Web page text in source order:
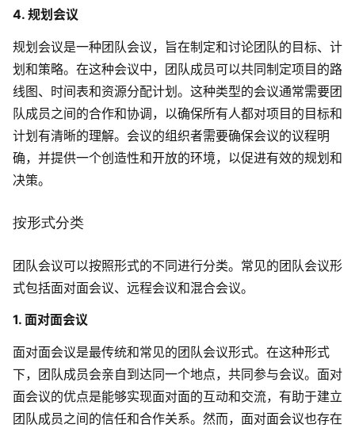
4. 规划会议
规划会议是一种团队会议，旨在制定和讨论团队的目标、计
划和策略。在这种会议中，团队成员可以共同制定项目的路
线图、时间表和资源分配计划。这种类型的会议通常需要团
队成员之间的合作和协调，以确保所有人都对项目的目标和
计划有清晰的理解。会议的组织者需要确保会议的议程明
确，并提供一个创造性和开放的环境，以促进有效的规划和
决策。
按形式分类
团队会议可以按照形式的不同进行分类。常见的团队会议形
式包括面对面会议、远程会议和混合会议。
1. 面对面会议
面对面会议是最传统和常见的团队会议形式。在这种形式
下，团队成员会亲自到达同一个地点，共同参与会议。面对
面会议的优点是能够实现面对面的互动和交流，有助于建立
团队成员之间的信任和合作关系。然而，面对面会议也存在